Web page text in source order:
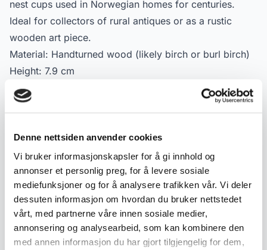
Denne nettsiden anvender cookies
Vi bruker informasjonskapsler for å gi innhold og
annonser et personlig preg, for å levere sosiale
mediefunksjoner og for å analysere trafikken vår. Vi deler
dessuten informasjon om hvordan du bruker nettstedet
vårt, med partnerne våre innen sosiale medier,
annonsering og analysearbeid, som kan kombinere den
med annen informasjon du har gjort tilgjengelig for dem,
nest cups used in Norwegian homes for centuries.
Ideal for collectors of rural antiques or as a rustic
wooden art piece.
Material: Handturned wood (likely birch or burl birch)
Height: 7.9 cm
Diameter: 6.5 cm
Condition: Gently used with natural patina
Product details
Condition:
Pent brukt med naturlig patina
SKU:
2000000001845
Published: